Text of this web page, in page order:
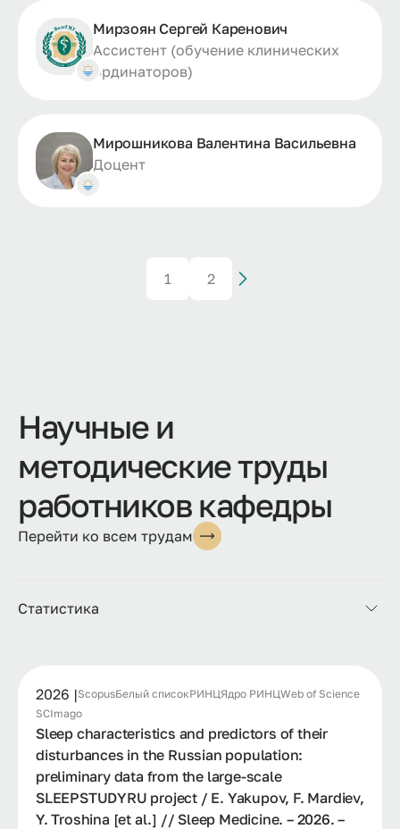
Мирзоян Сергей Каренович
Ассистент (обучение клинических
ординаторов)
Мирошникова Валентина Васильевна
Доцент
1 2
Научные и
методические труды
работников кафедры
Перейти ко всем трудам
Статистика
2026 |ScopusБелый списокРИНЦЯдро РИНЦWeb of Science
SCImago
Sleep characteristics and predictors of their
disturbances in the Russian population:
preliminary data from the large-scale
SLEEPSTUDYRU project / E. Yakupov, F. Mardiev,
Y. Troshina [et al.] // Sleep Medicine. – 2026. –